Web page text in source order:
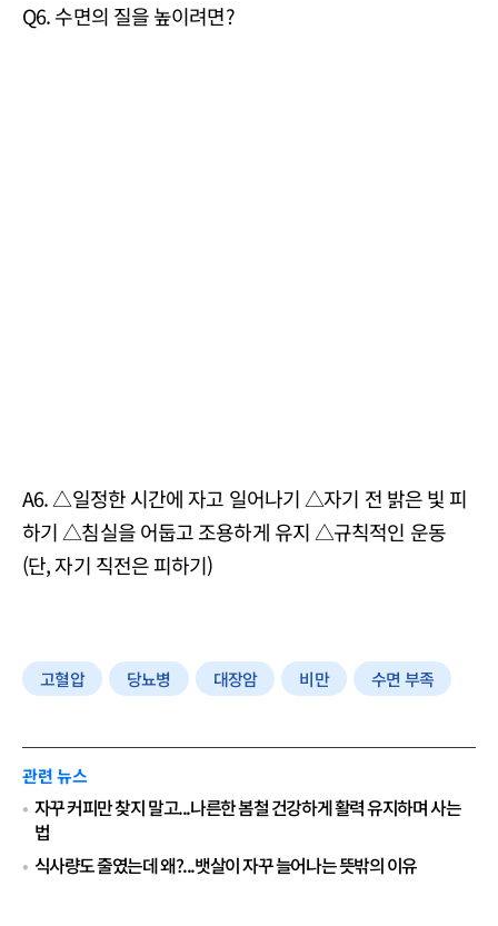
Q6. 수면의 질을 높이려면?
A6. △일정한 시간에 자고 일어나기 △자기 전 밝은 빛 피
하기 △침실을 어둡고 조용하게 유지 △규칙적인 운동
(단, 자기 직전은 피하기)
고혈압 당뇨병 대장암 비만 수면 부족
관련 뉴스
자꾸 커피만 찾지 말고...나른한 봄철 건강하게 활력 유지하며 사는
법
식사량도 줄였는데 왜?...뱃살이 자꾸 늘어나는 뜻밖의 이유